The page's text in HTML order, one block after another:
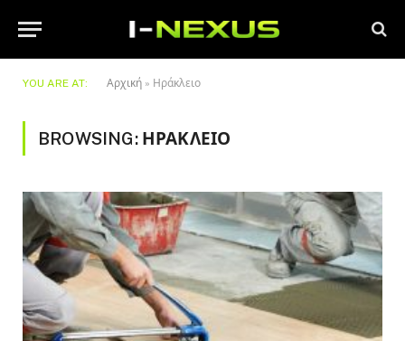
YOU ARE AT: Αρχική » Ηράκλειο
BROWSING: ΗΡΆΚΛΕΙΟ